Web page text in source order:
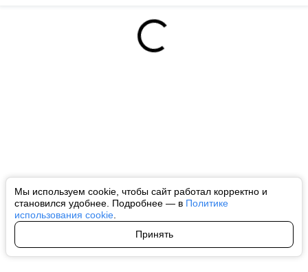
Мы используем cookie, чтобы сайт работал корректно и
становился удобнее. Подробнее — в Политике
использования cookie
Принять